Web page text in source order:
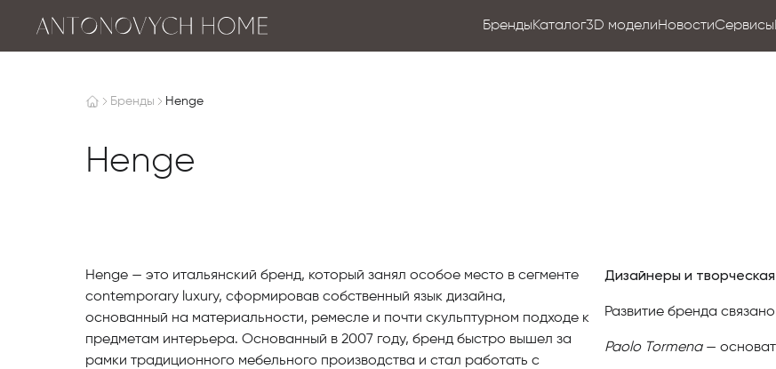
БрендыКаталог3D моделиНовостиСервисы
Бренды Henge
Henge
Henge — это итальянский бренд, который занял особое место в сегменте
contemporary luxury, сформировав собственный язык дизайна,
основанный на материальности, ремесле и почти скульптурном подходе к
предметам интерьера. Основанный в 2007 году, бренд быстро вышел за
рамки традиционного мебельного производства и стал работать с
Дизайнеры и
Развитие бренда
Paolo Tormena —